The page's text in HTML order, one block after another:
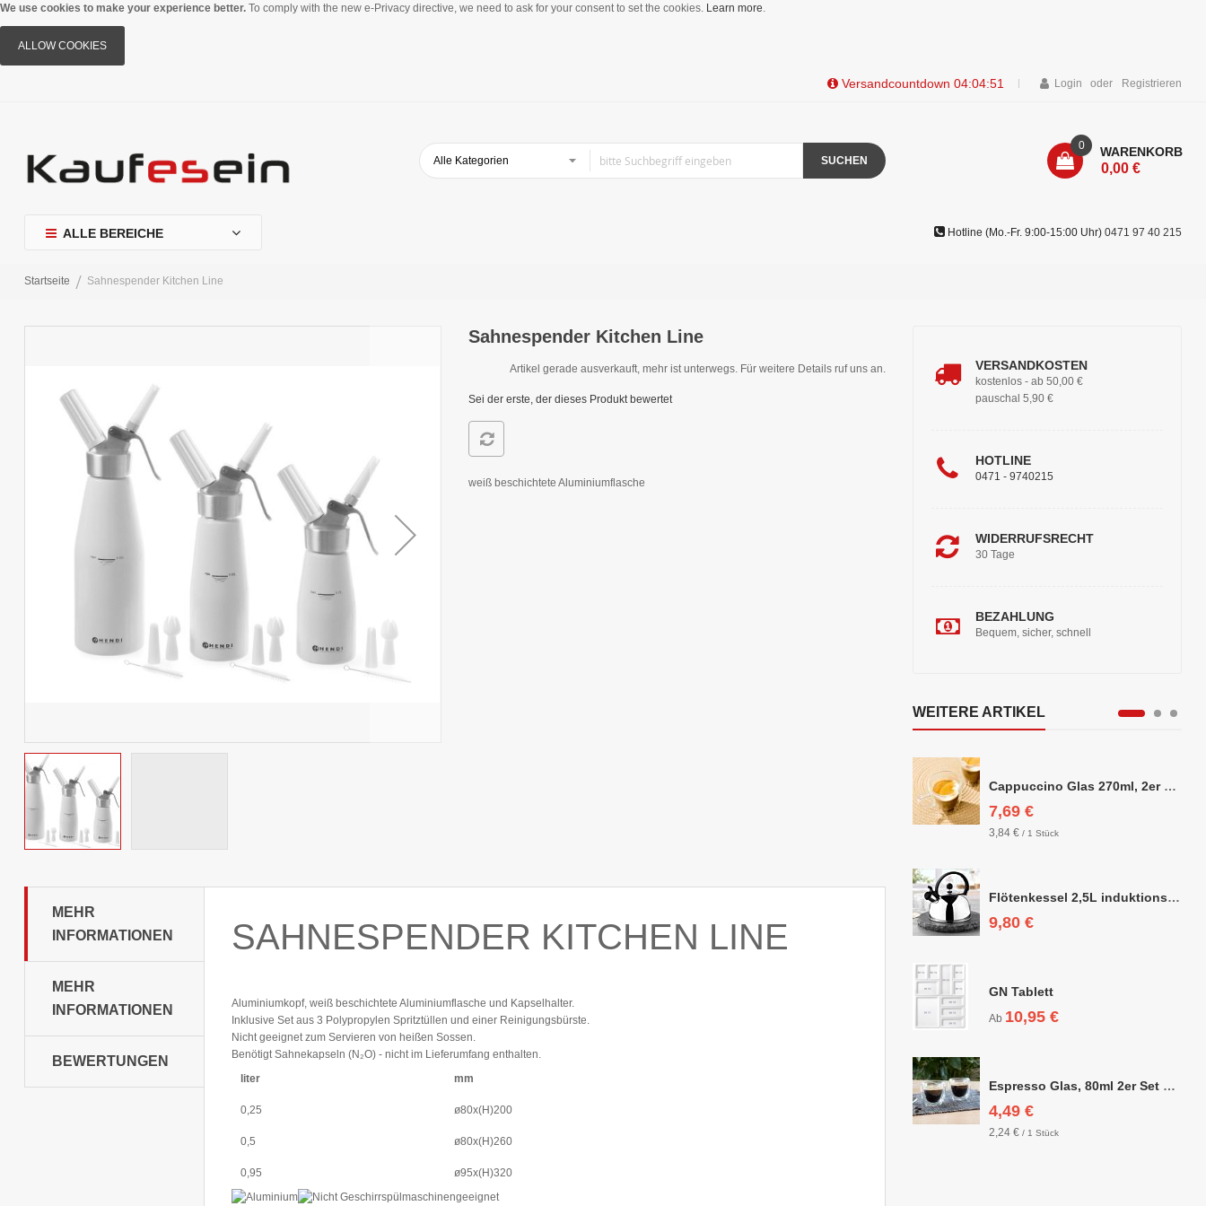
We use cookies to make your experience better. To comply with the new e-Privacy directive, we need to ask for your consent to set the cookies. Learn more.
ALLOW COOKIES
Login Registrieren
Versandcountdown 04:04:51
SUCHEN
WARENKORB
0
0,00 €
ALLE BEREICHE Hotline (Mo.-Fr. 9:00-15:00 Uhr) 0471 97 40 215
Startseite Sahnespender Kitchen Line
Sahnespender Kitchen Line
Artikel gerade ausverkauft, mehr ist unterwegs. Für weitere Details ruf uns an.
Sei der erste, der dieses Produkt bewertet
weiß beschichtete Aluminiumflasche
MEHR
INFORMATIONEN
MEHR
INFORMATIONEN
BEWERTUNGEN
SAHNESPENDER KITCHEN LINE
Aluminiumkopf, weiß beschichtete Aluminiumflasche und Kapselhalter.
Inklusive Set aus 3 Polypropylen Spritztüllen und einer Reinigungsbürste.
Nicht geeignet zum Servieren von heißen Sossen.
Benötigt Sahnekapseln (N₂O) - nicht im Lieferumfang enthalten.
liter
mm
0,25 ø80x(H)200
0,5 ø80x(H)260
0,95 ø95x(H)320
VERSANDKOSTEN
kostenlos - ab 50,00 €
pauschal 5,90 €
HOTLINE
0471 - 9740215
WIDERRUFSRECHT
30 Tage
BEZAHLUNG
Bequem, sicher, schnell
WEITERE ARTIKEL
Cappuccino Glas 270ml, 2er Set doppelwandig, ca. 8,5 x 10cm
7,69 €
3,84 € / 1 Stück
Flötenkessel 2,5L induktionsgeeignet
9,80 €
GN Tablett
Ab 10,95 €
Espresso Glas, 80ml 2er Set doppelwandig, ca. 6,3 x 6,4cm
4,49 €
2,24 € / 1 Stück